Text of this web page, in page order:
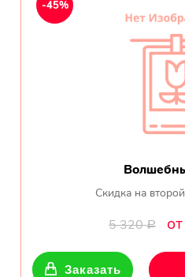
Скидка на
5 320Р
-45%
Заказать